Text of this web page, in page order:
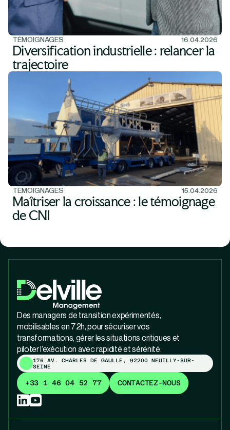
TÉMOIGNAGES 16.04.2026
Diversification industrielle : relancer la
trajectoire
TÉMOIGNAGES 15.04.2026
Maîtriser la croissance : le témoignage
de CNI
Des managers de transition expérimentés,
mobilisables en 72h, pour sécuriser vos
transformations, gérer les situations critiques et
piloter l’exécution avec rapidité et sérénité.
176 AV. CHARLES DE GAULLE, 92200 NEUILLY-SUR-
SEINE
+33 1 46 04 52 77 CONTACTEZ-NOUS